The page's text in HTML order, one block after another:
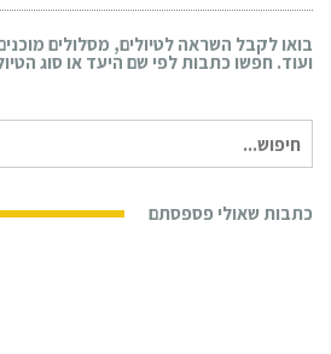
בואו לקבל השראה לטיולים, מסלולים
ועוד. חפשו כתבות לפי שם היעד או סוג
עבור:
כתבות שאולי פספסתם